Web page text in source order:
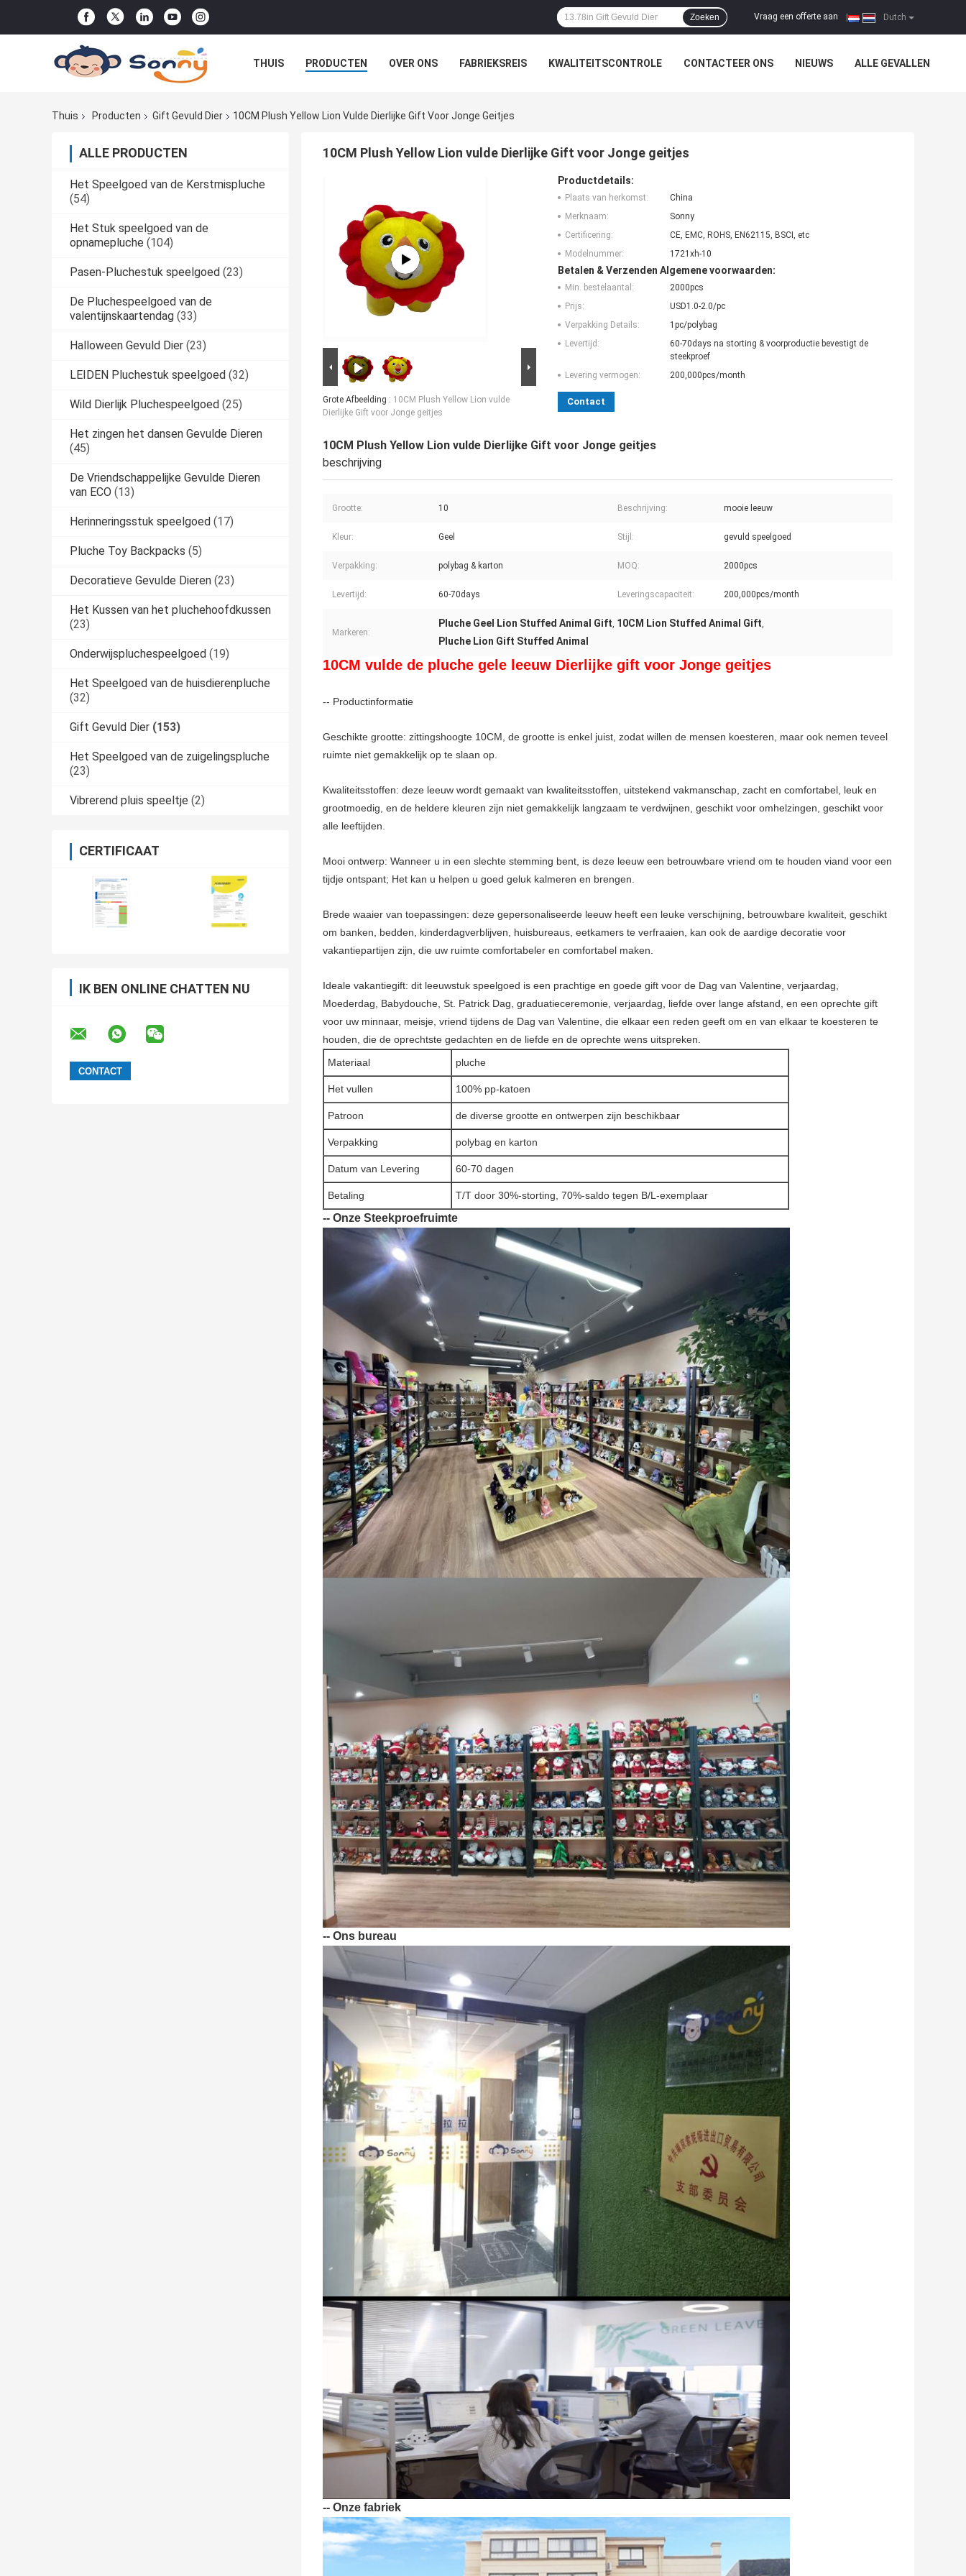
Dutch
Vraag een offerte aan
Zoeken
THUIS PRODUCTEN OVER ONS FABRIEKSREIS KWALITEITSCONTROLE CONTACTEER ONS NIEUWS ALLE GEVALLEN
Thuis
Producten Gift Gevuld Dier 10CM Plush Yellow Lion Vulde Dierlijke Gift Voor Jonge Geitjes
ALLE PRODUCTEN
Het Speelgoed van de Kerstmispluche
(54)
Het Stuk speelgoed van de
opnamepluche (104)
Pasen-Pluchestuk speelgoed (23)
De Pluchespeelgoed van de
valentijnskaartendag (33)
Halloween Gevuld Dier (23)
LEIDEN Pluchestuk speelgoed (32)
Wild Dierlijk Pluchespeelgoed (25)
Het zingen het dansen Gevulde Dieren
(45)
De Vriendschappelijke Gevulde Dieren
van ECO (13)
Herinneringsstuk speelgoed (17)
Pluche Toy Backpacks (5)
Decoratieve Gevulde Dieren (23)
Het Kussen van het pluchehoofdkussen
(23)
Onderwijspluchespeelgoed (19)
Het Speelgoed van de huisdierenpluche
(32)
Gift Gevuld Dier (153)
Het Speelgoed van de zuigelingspluche
(23)
Vibrerend pluis speeltje (2)
CERTIFICAAT
IK BEN ONLINE CHATTEN NU
10CM Plush Yellow Lion vulde Dierlijke Gift voor Jonge geitjes
Grote Afbeelding : 10CM Plush Yellow Lion vulde
Dierlijke Gift voor Jonge geitjes
Productdetails:
Plaats van herkomst:
China
Merknaam:
Sonny
Certificering:
CE, EMC, ROHS, EN62115, BSCI, etc
Modelnummer:
1721xh-10
Betalen & Verzenden Algemene voorwaarden:
Min. bestelaantal:
2000pcs
Prijs:
USD1.0-2.0/pc
Verpakking Details:
1pc/polybag
Levertijd:
60-70days na storting & voorproductie bevestigt de
steekproef
Levering vermogen:
200,000pcs/month
Contact
10CM Plush Yellow Lion vulde Dierlijke Gift voor Jonge geitjes
beschrijving
Grootte: 10 Beschrijving: mooie leeuw
Kleur: Geel Stijl: gevuld speelgoed
Verpakking: polybag & karton MOQ: 2000pcs
Levertijd: 60-70days Leveringscapaciteit: 200,000pcs/month
Markeren:
Pluche Geel Lion Stuffed Animal Gift, 10CM Lion Stuffed Animal Gift,
Pluche Lion Gift Stuffed Animal
10CM vulde de pluche gele leeuw Dierlijke gift voor Jonge geitjes
-- Productinformatie
Geschikte grootte: zittingshoogte 10CM, de grootte is enkel juist, zodat willen de mensen koesteren, maar ook nemen teveel
ruimte niet gemakkelijk op te slaan op.
Kwaliteitsstoffen: deze leeuw wordt gemaakt van kwaliteitsstoffen, uitstekend vakmanschap, zacht en comfortabel, leuk en
grootmoedig, en de heldere kleuren zijn niet gemakkelijk langzaam te verdwijnen, geschikt voor omhelzingen, geschikt voor
alle leeftijden.
Mooi ontwerp: Wanneer u in een slechte stemming bent, is deze leeuw een betrouwbare vriend om te houden viand voor een
tijdje ontspant; Het kan u helpen u goed geluk kalmeren en brengen.
Brede waaier van toepassingen: deze gepersonaliseerde leeuw heeft een leuke verschijning, betrouwbare kwaliteit, geschikt
om banken, bedden, kinderdagverblijven, huisbureaus, eetkamers te verfraaien, kan ook de aardige decoratie voor
vakantiepartijen zijn, die uw ruimte comfortabeler en comfortabel maken.
Ideale vakantiegift: dit leeuwstuk speelgoed is een prachtige en goede gift voor de Dag van Valentine, verjaardag,
Moederdag, Babydouche, St. Patrick Dag, graduatieceremonie, verjaardag, liefde over lange afstand, en een oprechte gift
voor uw minnaar, meisje, vriend tijdens de Dag van Valentine, die elkaar een reden geeft om en van elkaar te koesteren te
houden, die de oprechtste gedachten en de liefde en de oprechte wens uitspreken.
Materiaal
pluche
Het vullen 100% pp-katoen
Patroon de diverse grootte en ontwerpen zijn beschikbaar
Verpakking polybag en karton
Datum van Levering 60-70 dagen
Betaling T/T door 30%-storting, 70%-saldo tegen B/L-exemplaar
-- Onze Steekproefruimte
-- Ons bureau
-- Onze fabriek